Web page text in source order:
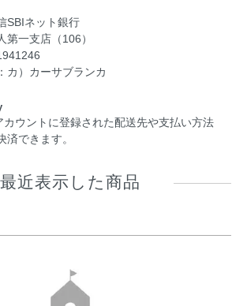
SBIネット銀行
第一支店（106）
カ）カーサブランカ
カウントに登録された配送先や支払い方法
済できます。
最近表示した商品